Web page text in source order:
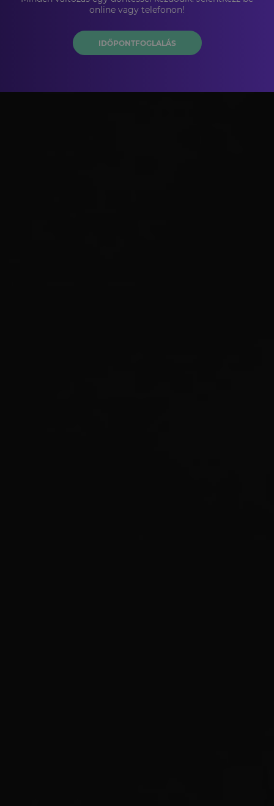
online vagy telefonon!
IDŐPONTFOGLALÁS